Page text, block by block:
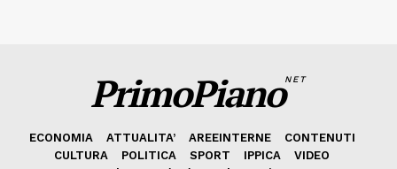
PrimoPianoNET
ECONOMIA ATTUALITA’ AREEINTERNE
CONTENUTI
CULTURA
POLITICA SPORT IPPICA
VIDEO